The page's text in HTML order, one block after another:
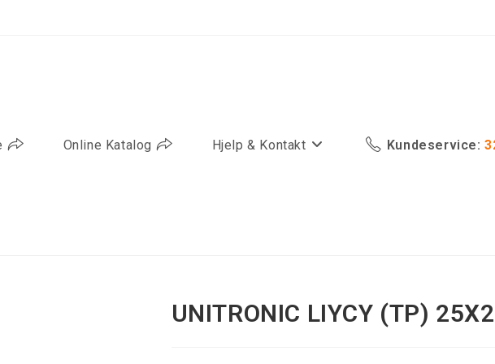
Online Katalog Hjelp & Kontakt Kundeservice:
UNITRONIC LIYCY (TP)